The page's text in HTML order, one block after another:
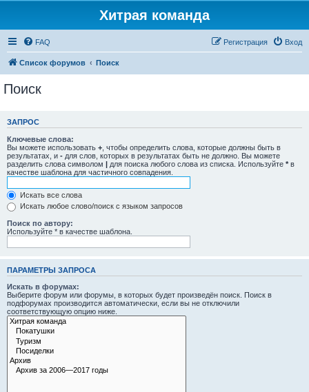
Хитрая команда
FAQ Вход
Регистрация
Список форумов Поиск
Поиск
ЗАПРОС
Ключевые слова:
Вы можете использовать + , чтобы определить слова, которые должны быть в
результатах, и - для слов, которых в результатах быть не должно. Вы можете
разделить слова символом | для поиска любого слова из списка. Используйте * в
качестве шаблона для частичного совпадения.
Искать все слова
Искать любое слово/поиск с языком запросов
Поиск по автору:
Используйте * в качестве шаблона.
ПАРАМЕТРЫ ЗАПРОСА
Искать в форумах:
Выберите форум или форумы, в которых будет произведён поиск. Поиск в
подфорумах производится автоматически, если вы не отключили
соответствующую опцию ниже.